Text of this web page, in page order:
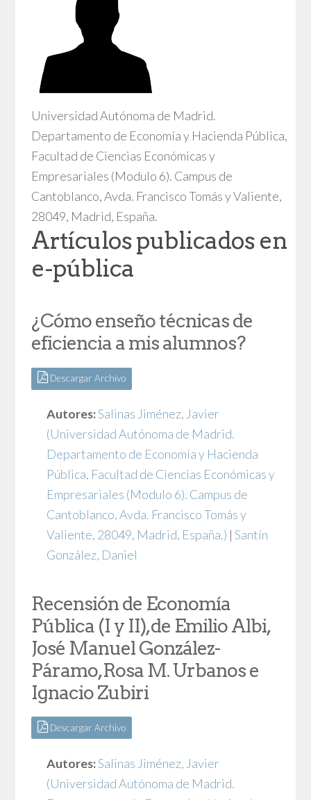
Universidad Autónoma de Madrid.
Departamento de Economía y Hacienda Pública,
Facultad de Ciencias Económicas y
Empresariales (Modulo 6). Campus de
Cantoblanco, Avda. Francisco Tomás y Valiente,
28049, Madrid, España.
Artículos publicados en
e-pública
¿Cómo enseño técnicas de
eficiencia a mis alumnos?
Descargar Archivo
Autores:Salinas Jiménez, Javier
(Universidad Autónoma de Madrid.
Departamento de Economía y Hacienda
Pública, Facultad de Ciencias Económicas y
Empresariales (Modulo 6). Campus de
Cantoblanco, Avda. Francisco Tomás y
Valiente, 28049, Madrid, España.) |Santín
González, Daniel
Recensión de Economía
Pública (I y II), de Emilio Albi,
José Manuel González-
Páramo, Rosa M. Urbanos e
Ignacio Zubiri
Descargar Archivo
Autores:Salinas Jiménez, Javier
(Universidad Autónoma de Madrid.